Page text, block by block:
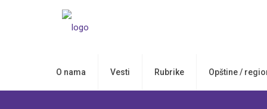
O nama Vesti Rubrike Opštine /